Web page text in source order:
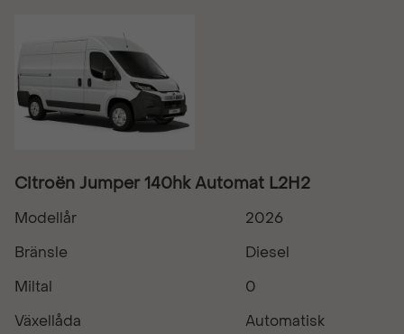
Citroën Jumper 140hk Automat L2H2
Modellår
2026
Bränsle
Diesel
Miltal
0
Växellåda
Automatisk